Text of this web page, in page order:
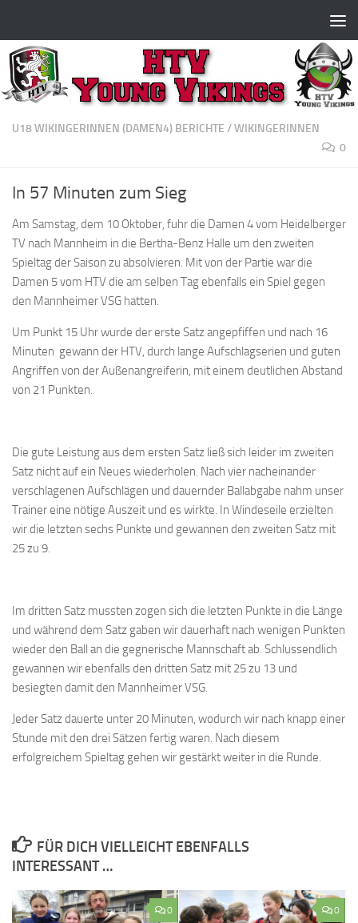
U18 WIKINGERINNEN (DAMEN4) BERICHTE /WIKINGERINNEN
0
In 57 Minuten zum Sieg
Am Samstag, dem 10 Oktober, fuhr die Damen 4 vom Heidelberger
TV nach Mannheim in die Bertha-Benz Halle um den zweiten
Spieltag der Saison zu absolvieren. Mit von der Partie war die
Damen 5 vom HTV die am selben Tag ebenfalls ein Spiel gegen
den Mannheimer VSG hatten.
Um Punkt 15 Uhr wurde der erste Satz angepfiffen und nach 16
Minuten gewann der HTV, durch lange Aufschlagserien und guten
Angriffen von der Außenangreiferin, mit einem deutlichen Abstand
von 21 Punkten.
Die gute Leistung aus dem ersten Satz ließ sich leider im zweiten
Satz nicht auf ein Neues wiederholen. Nach vier nacheinander
verschlagenen Aufschlägen und dauernder Ballabgabe nahm unser
Trainer eine nötige Auszeit und es wirkte. In Windeseile erzielten
wir die letzten sechs Punkte und gewannen den zweiten Satz mit
25 zu 9.
Im dritten Satz mussten zogen sich die letzten Punkte in die Länge
und während dem Satz gaben wir dauerhaft nach wenigen Punkten
wieder den Ball an die gegnerische Mannschaft ab. Schlussendlich
gewannen wir ebenfalls den dritten Satz mit 25 zu 13 und
besiegten damit den Mannheimer VSG.
Jeder Satz dauerte unter 20 Minuten, wodurch wir nach knapp einer
Stunde mit den drei Sätzen fertig waren. Nach diesem
erfolgreichem Spieltag gehen wir gestärkt weiter in die Runde.
FÜR DICH VIELLEICHT EBENFALLS
INTERESSANT …
0 0